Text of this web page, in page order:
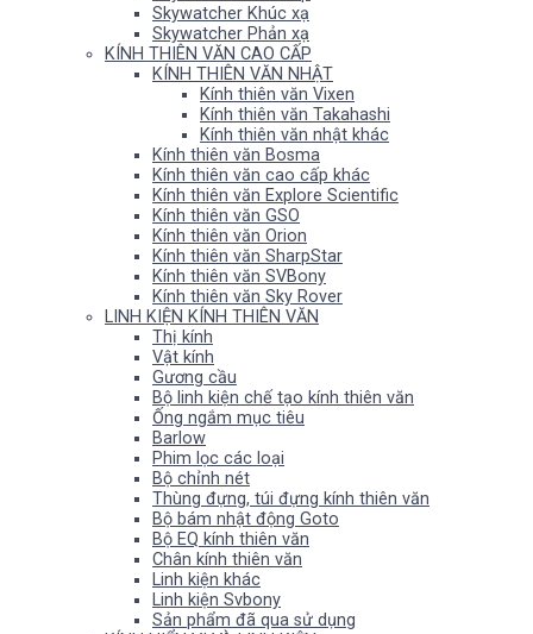
Skywatcher Khúc xạ
Skywatcher Phản xạ
KÍNH THIÊN VĂN CAO CẤP
KÍNH THIÊN VĂN NHẬT
Kính thiên văn Vixen
Kính thiên văn Takahashi
Kính thiên văn nhật khác
Kính thiên văn Bosma
Kính thiên văn cao cấp khác
Kính thiên văn Explore Scientific
Kính thiên văn GSO
Kính thiên văn Orion
Kính thiên văn SharpStar
Kính thiên văn SVBony
Kính thiên văn Sky Rover
LINH KIỆN KÍNH THIÊN VĂN
Thị kính
Vật kính
Gương cầu
Bộ linh kiện chế tạo kính thiên văn
Ống ngắm mục tiêu
Barlow
Phim lọc các loại
Bộ chỉnh nét
Thùng đựng, túi đựng kính thiên văn
Bộ bám nhật động Goto
Bộ EQ kính thiên văn
Chân kính thiên văn
Linh kiện khác
Linh kiện Svbony
Sản phẩm đã qua sử dụng